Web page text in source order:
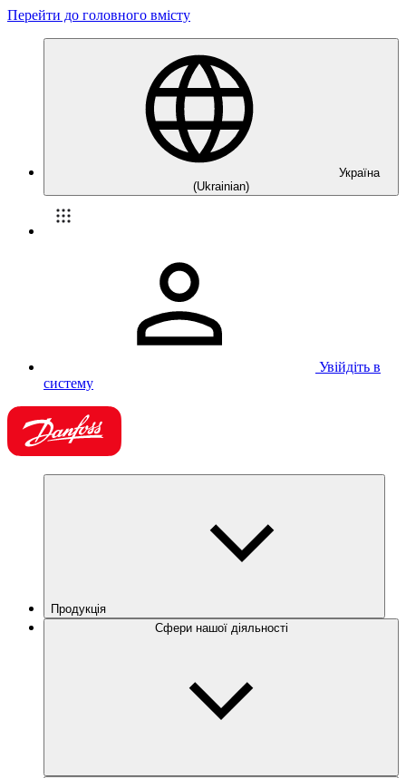
Перейти до головного вмісту
Україна
(Ukrainian)
Увійдіть в
систему
Продукція
Сфери нашої діяльності